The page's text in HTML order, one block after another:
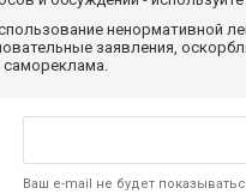
ненормативной
заявления,
самореклама.
Ваш e-mail не будет